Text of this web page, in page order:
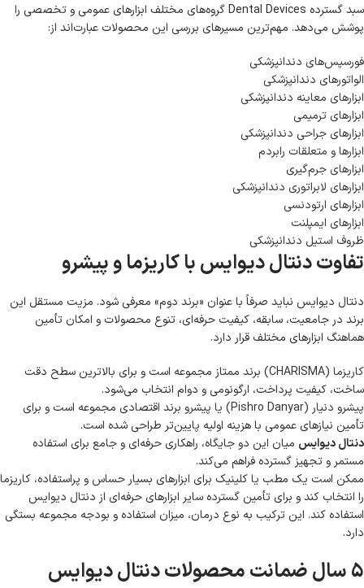
سبد گسترده Dental Devices گروه‌های مختلف ابزارهای عمومی و تخصصی را
پوشش می‌دهد. مهم‌ترین مسیرهای بررسی این محصولات عبارت‌اند از:
فورسپس‌های دندانپزشکی
الواتورهای دندانپزشکی
ابزارهای معاینه دندانپزشکی
ابزارهای ترمیمی
ابزارهای جراحی دندانپزشکی
ابزارها و متعلقات رابردم
ابزارهای جرم‌گیری
ابزارهای لابراتوری دندانپزشکی
ابزارهای ارتودنسی
ابزارهای ایمپلنت
ظروف استیل دندانپزشکی
تفاوت دنتال دیوایس با کاریزما و پیشرو
دنتال دیوایس نباید صرفاً با عنوان «برند دوم» معرفی شود. مزیت مستقل این
برند در جامعیت، سابقه، کیفیت حرفه‌ای، تنوع محصولات و امکان تأمین
هماهنگ ابزارهای مختلف قرار دارد.
کاریزما (CHARISMA)
برند ممتاز مجموعه است و برای بالاترین سطح دقت
ساخت، کیفیت پرداخت، ارگونومی و دوام انتخاب می‌شود.
پیشرو دنیار (Pishro Danyar) یا پیشرو
برند اقتصادی مجموعه است و برای
تأمین نیازهای عمومی با هزینه اولیه پایین‌تر طراحی شده است.
دنتال دیوایس میان این دو جایگاه، راهکاری حرفه‌ای و جامع برای استفاده
مستمر و تجهیز گسترده فراهم می‌کند.
ممکن است یک مطب یا کلینیک برای ابزارهای بسیار حساس و پراستفاده، کاریزما
را انتخاب کند و برای تأمین گسترده سایر ابزارهای حرفه‌ای از دنتال دیوایس
استفاده کند. این ترکیب به نوع درمان، میزان استفاده و بودجه مجموعه بستگی
دارد.
۵ سال ضمانت محصولات دنتال دیوایس